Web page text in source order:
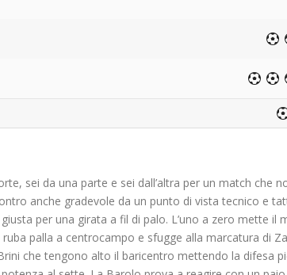
sei da una parte e sei dall’altra per un match che
anche gradevole da un punto di vista tecnico
per una girata a fil di palo. L’uno a zero mette il
palla a centrocampo e sfugge alla marcatura di
che tengono alto il baricentro mettendo la difesa